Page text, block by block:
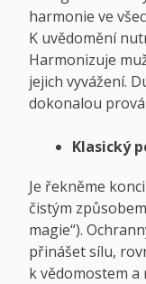
harmonie ve
K uvědomění
Harmonizuje
jejich vyvážení.
dokonalou
Klasický
Je řekněme
čistým
magie“).
přinášet sílu,
k vědomostem